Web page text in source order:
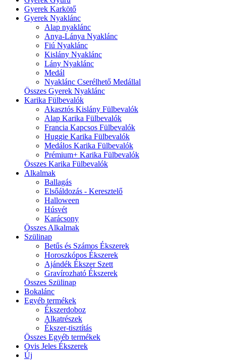
Gyerek Karkötő
Gyerek Nyaklánc
Alap nyaklánc
Anya-Lánya Nyaklánc
Fiú Nyaklánc
Kislány Nyaklánc
Lány Nyaklánc
Medál
Nyaklánc Cserélhető Medállal
Összes Gyerek Nyaklánc
Karika Fülbevalók
Akasztós Kislány Fülbevalók
Alap Karika Fülbevalók
Francia Kapcsos Fülbevalók
Huggie Karika Fülbevalók
Medálos Karika Fülbevalók
Prémium+ Karika Fülbevalók
Összes Karika Fülbevalók
Alkalmak
Ballagás
Elsőáldozás - Keresztelő
Halloween
Húsvét
Karácsony
Összes Alkalmak
Szülinap
Betűs és Számos Ékszerek
Horoszkópos Ékszerek
Ajándék Ékszer Szett
Gravírozható Ékszerek
Összes Szülinap
Bokalánc
Egyéb termékek
Ékszerdoboz
Alkatrészek
Ékszer-tisztítás
Összes Egyéb termékek
Ovis Jeles Ékszerek
Új